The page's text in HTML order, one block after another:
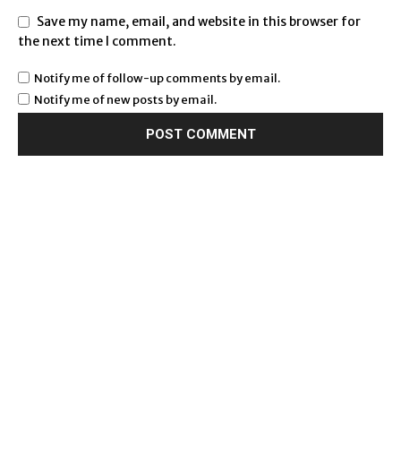
Save my name, email, and website in this browser for
the next time I comment.
Notify me of follow-up comments by email.
Notify me of new posts by email.